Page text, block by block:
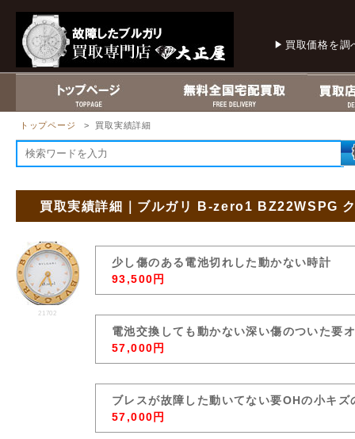
買取価格を調
トップページ > 買取実績詳細
買取実績詳細｜ブルガリ B-zero1 BZ22WSPG
21702
少し傷のある電池切れした動かない時計
93,500円
電池交換しても動かない深い傷のついた要
57,000円
ブレスが故障した動いてない要OHの小キズ
57,000円